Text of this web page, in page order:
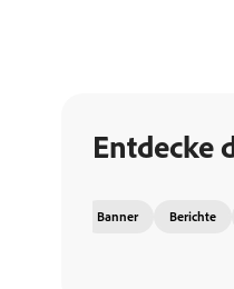
Entdecke
Banner Berichte